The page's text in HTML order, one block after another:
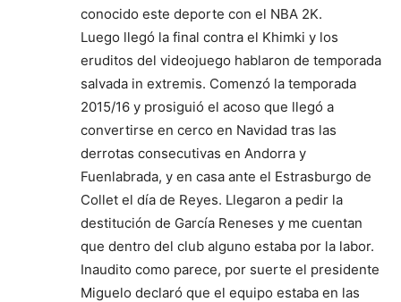
conocido este deporte con el NBA 2K.
Luego llegó la final contra el Khimki y los
eruditos del videojuego hablaron de temporada
salvada in extremis. Comenzó la temporada
2015/16 y prosiguió el acoso que llegó a
convertirse en cerco en Navidad tras las
derrotas consecutivas en Andorra y
Fuenlabrada, y en casa ante el Estrasburgo de
Collet el día de Reyes. Llegaron a pedir la
destitución de García Reneses y me cuentan
que dentro del club alguno estaba por la labor.
Inaudito como parece, por suerte el presidente
Miguelo declaró que el equipo estaba en las